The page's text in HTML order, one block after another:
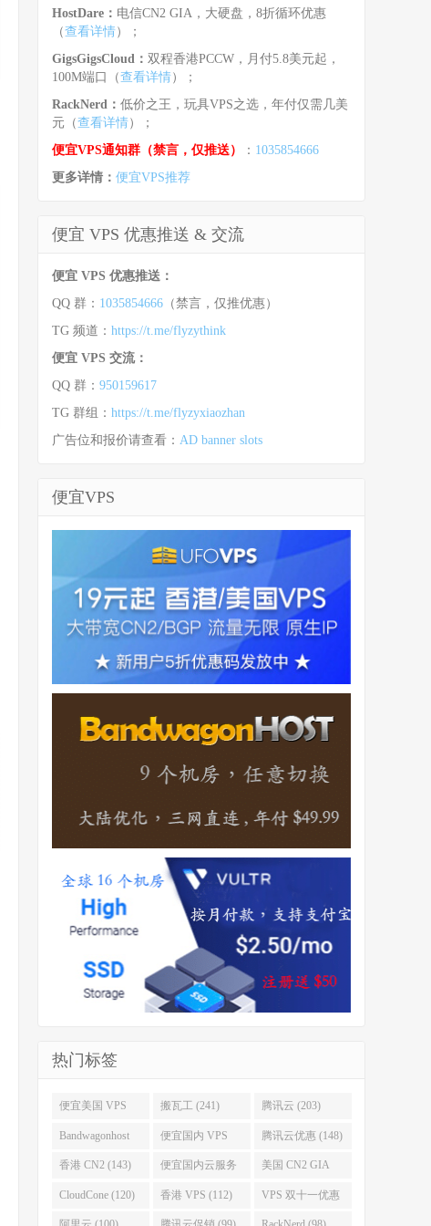
HostDare： 电信CN2 GIA，大硬盘，8折循环优惠
（查看详情）；
GigsGigsCloud： 双程香港PCCW，月付5.8美元起，
100M端口（查看详情）；
RackNerd： 低价之王，玩具VPS之选，年付仅需几美
元（查看详情）；
便宜VPS通知群（禁言，仅推送）
： 1035854666
更多详情： 便宜VPS推荐
便宜 VPS 优惠推送 & 交流
便宜 VPS 优惠推送：
QQ 群： 1035854666 （禁言，仅推优惠）
TG 频道： https://t.me/flyzythink
便宜 VPS 交流：
QQ 群： 950159617
TG 群组： https://t.me/flyzyxiaozhan
广告位和报价请查看： AD banner slots
便宜VPS
热门标签
便宜美国 VPS
(255)
搬瓦工 (241) 腾讯云 (203)
Bandwagonhost
(188)
便宜国内 VPS
(167)
腾讯云优惠 (148)
香港 CN2 (143) 便宜国内云服务
器 (128)
美国 CN2 GIA
(123)
CloudCone (120) 香港 VPS (112) VPS 双十一优惠
促销 (106)